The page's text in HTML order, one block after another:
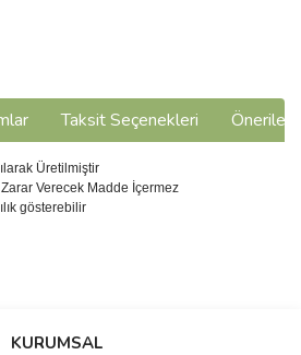
Taksit Seçenekleri
Üretilmiştir
Zarar Verecek Madde İçermez
gösterebilir
ilk yorumu siz yapın!
KURUMSAL